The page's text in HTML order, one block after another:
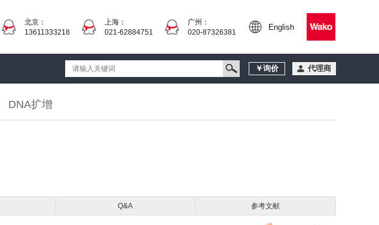
北京：
13611333218
上海：
021-62884751
广州：
020-87326381
English
￥询价 代理商
DNA扩增
Q&A 参考文献